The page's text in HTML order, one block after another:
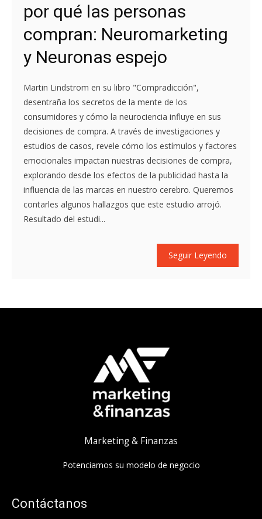
por qué las personas
compran: Neuromarketing
y Neuronas espejo
Martin Lindstrom en su libro "Compradicción",
desentraña los secretos de la mente de los
consumidores y cómo la neurociencia influye en sus
decisiones de compra. A través de investigaciones y
estudios de casos, revele cómo los estímulos y factores
emocionales impactan nuestras decisiones de compra,
explorando desde los efectos de la publicidad hasta la
influencia de las marcas en nuestro cerebro. Queremos
contarles algunos hallazgos que este estudio arrojó.
Resultado del estudi...
Seguir Leyendo
Marketing & Finanzas
Potenciamos su modelo de negocio
Contáctanos